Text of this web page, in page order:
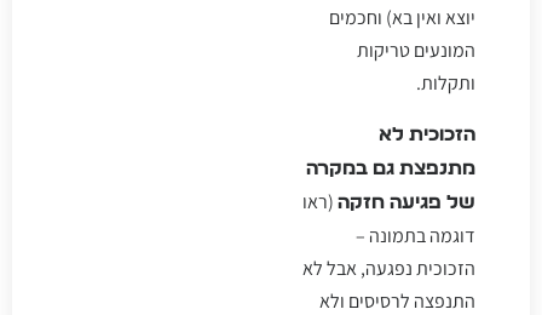
יוצא ואין בא) וחכמים
המונעים טריקות
ותקלות.
הזכוכית לא
מתנפצת גם במקרה
של פגיעה חזקה(ראו
דוגמה בתמונה –
הזכוכית נפגעה, אבל לא
התנפצה לרסיסים ולא